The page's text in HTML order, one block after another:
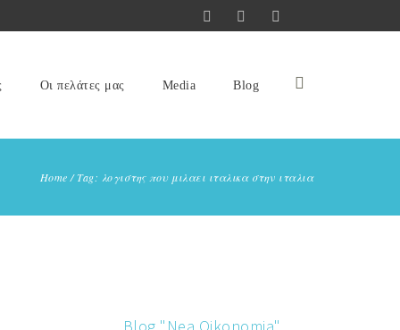
Οι πελάτες μας Media Blog
Home /Tag: λογιστης που μιλαει ιταλικα στην ιταλια